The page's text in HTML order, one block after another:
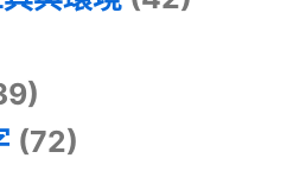
(72)